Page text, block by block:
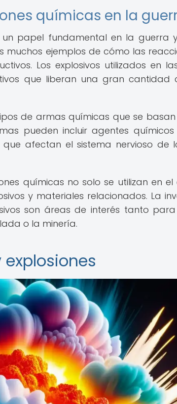
químicas en la
un papel fundamental en la guerra
muchos ejemplos de cómo las
Los explosivos utilizados en
que liberan una gran cantidad
de armas químicas que se
pueden incluir agentes químicos
que afectan el sistema nervioso de
químicas no solo se utilizan en
y materiales relacionados. La
son áreas de interés tanto
o la minería.